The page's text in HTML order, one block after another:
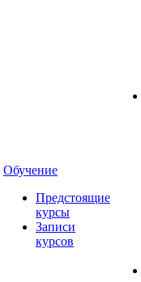
Обучение
Предстоящие
курсы
Записи
курсов